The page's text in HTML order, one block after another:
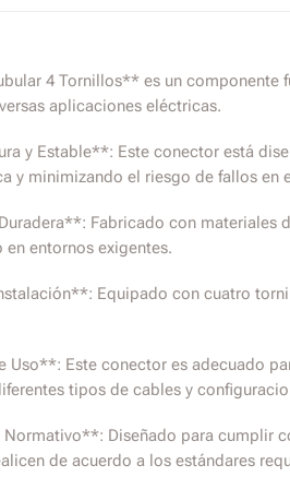
4 Tornillos** es un componente
aplicaciones eléctricas.
y Estable**: Este conector está
y minimizando el riesgo de fallos en
Fabricado con materiales
en entornos exigentes.
Equipado con cuatro
Uso**: Este conector es adecuado
tipos de cables y
Diseñado para cumplir
de acuerdo a los estándares